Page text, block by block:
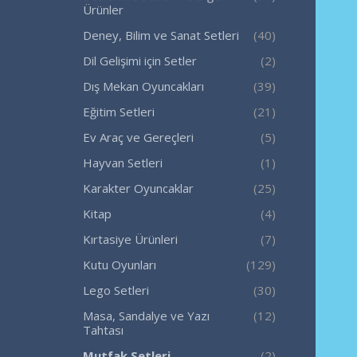
Ürünler
Deney, Bilim ve Sanat Setleri
(40)
Dil Gelişimi için Setler
(2)
Dış Mekan Oyuncakları
(39)
Eğitim Setleri
(21)
Ev Araç ve Gereçleri
(5)
Hayvan Setleri
(1)
Karakter Oyuncaklar
(25)
Kitap
(4)
Kırtasiye Ürünleri
(7)
Kutu Oyunları
(129)
Lego Setleri
(30)
Masa, Sandalye ve Yazı
Tahtası
(12)